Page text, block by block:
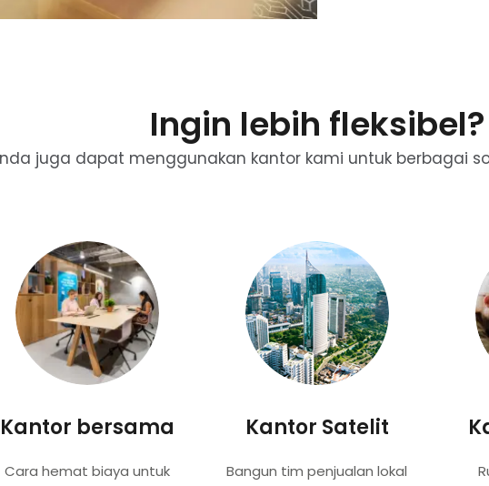
Ingin lebih fleksibel?
juga dapat menggunakan kantor kami untuk berbagai
Kantor bersama
Cara hemat biaya untuk
Kantor Satelit
Bangun tim penjualan lokal